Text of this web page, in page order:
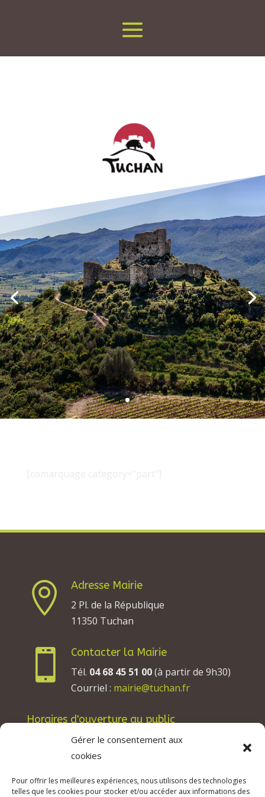
Gérer le consentement aux
cookies
Pour offrir les meilleures expériences, nous utilisons des technologies
telles que les cookies pour stocker et/ou accéder aux informations des

Adresse Mairie
2 Pl. de la République
11350 Tuchan

Contacter la Mairie
Tél. 04 68 45 51 00(à partir de 9h30)
Courriel : mairie@tuchan.fr
Horaires d'ouverture au public
Les lundis, mardis et jeudis : de 8h à 12h et de
13h30 à 17h30.
Les vendredis : de 8h à 12h.